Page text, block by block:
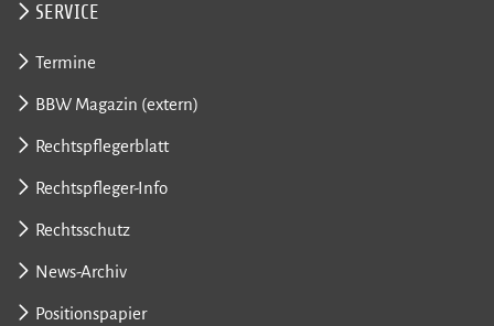
SERVICE
Termine
BBW Magazin (extern)
Rechtspflegerblatt
Rechtspfleger-Info
Rechtsschutz
News-Archiv
Positionspapier